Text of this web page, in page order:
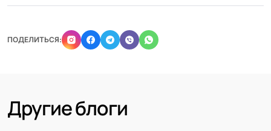
ПОДЕЛИТЬСЯ:
Другие блоги